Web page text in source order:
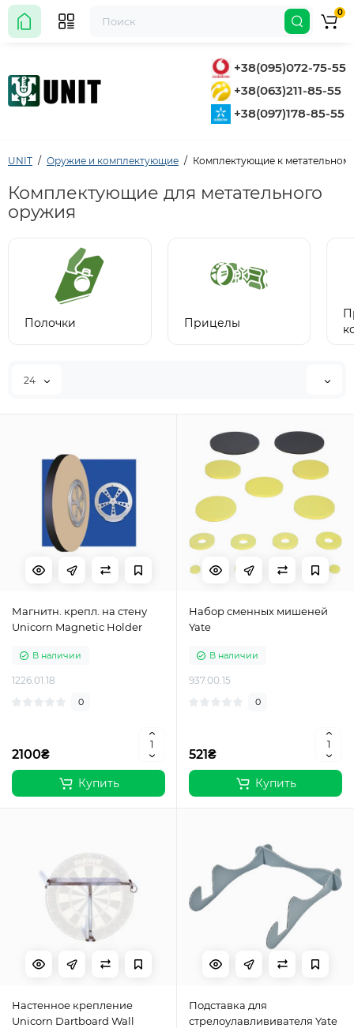
+38(095)072-75-55
+38(063)211-85-55
+38(097)178-85-55
0
UNIT Оружие и комплектующие Комплектующие к
Комплектующие для метательного
оружия
Полочки Прицелы
24
Магнитн. крепл. на стену
Unicorn Magnetic Holder
В наличии
1226.01.18
0
2100₴
Купить
Набор сменных мишеней
Yate
В наличии
937.00.15
0
521₴
Купить
Настенное крепление
Unicorn Dartboard Wall
Подставка для
стрелоулавлививателя Yate